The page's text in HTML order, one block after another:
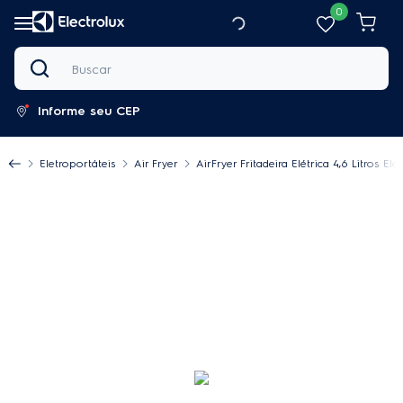
0
Buscar
Informe seu CEP
Eletroportáteis Air Fryer AirFryer Fritadeira Elétrica 4,6 Litros